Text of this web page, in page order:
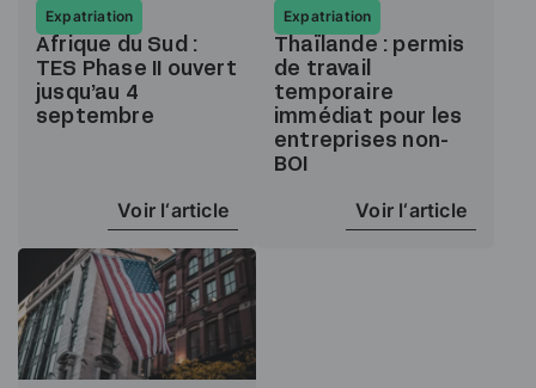
Expatriation
Afrique du Sud :
TES Phase II ouvert
jusqu’au 4
septembre
Voir l‘article
Expatriation
Thaïlande : permis
de travail
temporaire
immédiat pour les
entreprises non-
BOI
Voir l‘article